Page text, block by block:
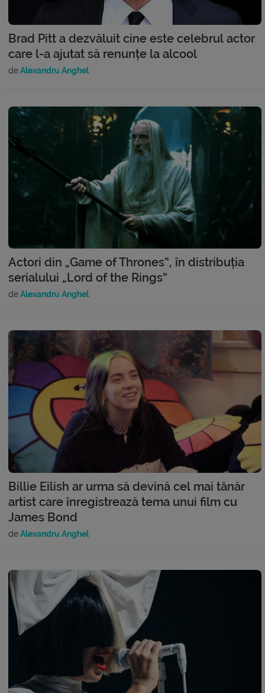
Brad Pitt a dezvăluit cine este celebrul actor
care l-a ajutat să renunțe la alcool
deAlexandru Anghel
Actori din „Game of Thrones”, în distribuția
serialului „Lord of the Rings”
deAlexandru Anghel
Billie Eilish ar urma să devină cel mai tânăr
artist care înregistrează tema unui film cu
James Bond
deAlexandru Anghel